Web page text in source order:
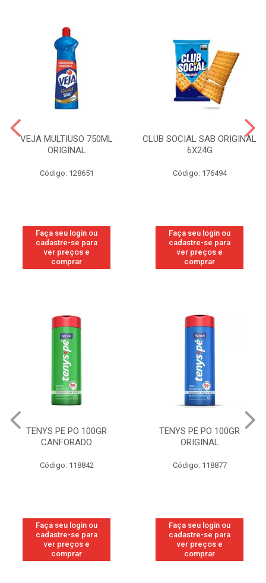
VEJA MULTIUSO 750ML
ORIGINAL
Código: 128651
Faça seu login ou
cadastre-se para
ver preços e
comprar
CLUB SOCIAL SAB ORIGINAL
6X24G
Código: 176494
Faça seu login ou
cadastre-se para
ver preços e
comprar
TENYS PE PO 100GR
CANFORADO
Código: 118842
Faça seu login ou
cadastre-se para
ver preços e
comprar
TENYS PE PO 100GR
ORIGINAL
Código: 118877
Faça seu login ou
cadastre-se para
ver preços e
comprar